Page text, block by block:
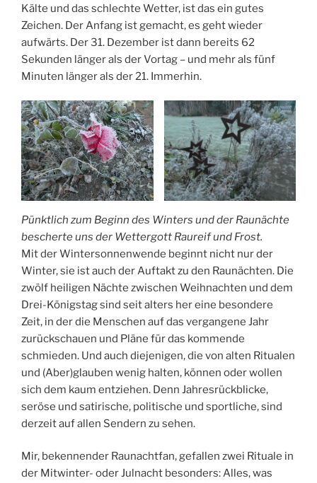
Kälte und das schlechte Wetter, ist das ein gutes
Zeichen. Der Anfang ist gemacht, es geht wieder
aufwärts. Der 31. Dezember ist dann bereits 62
Sekunden länger als der Vortag – und mehr als fünf
Minuten länger als der 21. Immerhin.
Pünktlich zum Beginn des Winters und der Raunächte
bescherte uns der Wettergott Raureif und Frost.
Mit der Wintersonnenwende beginnt nicht nur der
Winter, sie ist auch der Auftakt zu den Raunächten. Die
zwölf heiligen Nächte zwischen Weihnachten und dem
Drei-Königstag sind seit alters her eine besondere
Zeit, in der die Menschen auf das vergangene Jahr
zurückschauen und Pläne für das kommende
schmieden. Und auch diejenigen, die von alten Ritualen
und (Aber)glauben wenig halten, können oder wollen
sich dem kaum entziehen. Denn Jahresrückblicke,
seröse und satirische, politische und sportliche, sind
derzeit auf allen Sendern zu sehen.
Mir, bekennender Raunachtfan, gefallen zwei Rituale in
der Mitwinter- oder Julnacht besonders: Alles, was